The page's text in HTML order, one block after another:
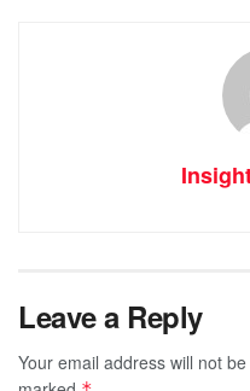
Leave a Reply
Your email address will not